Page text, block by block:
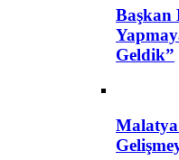
Başkan
Geldik”